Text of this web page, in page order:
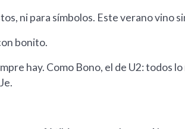
ni para símbolos. Este verano vino
bonito.
hay. Como Bono, el de U2: todos